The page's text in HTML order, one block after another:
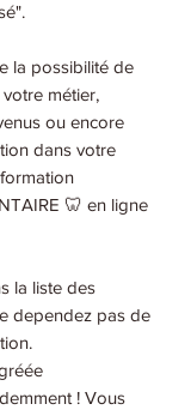
la possibilité de
métier,
ou encore
dans votre
🦷 en ligne
la liste des
dependez pas de
! Vous